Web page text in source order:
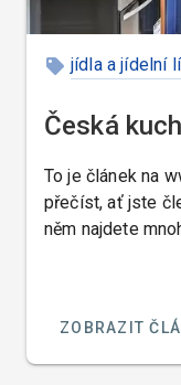
jídla a jídelní
Česká
To je článek na
přečíst, ať jste
něm najdete
ZOBRAZIT